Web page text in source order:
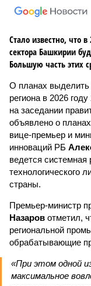
Стало известно, что
сектора Башкирии
Большую часть этих
О планах выделить
региона в 2026
на заседании
объявлено о
вице-премьер и
инноваций РБ
ведется
технологического
страны.
Премьер-министр
Назаров отметил,
региональной
обрабатывающие
«При этом одной
максимальное